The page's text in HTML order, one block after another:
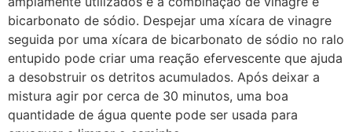
bicarbonato de sódio. Despejar uma xícara de vinagre
seguida por uma xícara de bicarbonato de sódio no ralo
entupido pode criar uma reação efervescente que ajuda
a desobstruir os detritos acumulados. Após deixar a
mistura agir por cerca de 30 minutos, uma boa
quantidade de água quente pode ser usada para